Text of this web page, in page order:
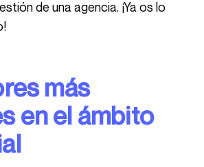
de una agencia. ¡Ya os lo
en el ámbito